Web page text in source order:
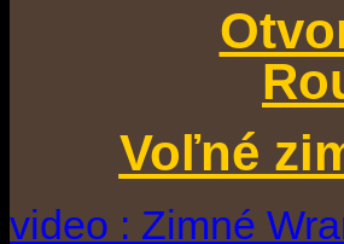
Voľné
video : Zimné